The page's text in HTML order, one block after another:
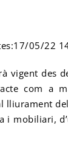
05/22
vigent des
com a
lliurament
i mobiliari,